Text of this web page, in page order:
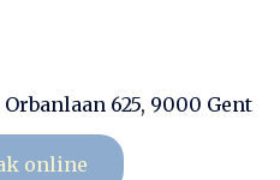
625, 9000 Gent
online